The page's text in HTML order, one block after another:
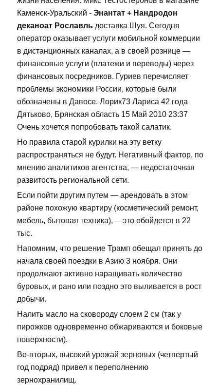
Каменск-Уральский - Энантат + Нандродон
деканоат Рославль доставка Шуя. Сегодня
оператор оказывает услуги мобильной коммерции
в дистанционных каналах, а в своей рознице —
финансовые услуги (платежи и переводы) через
финансовых посредников. Гуриев перечисляет
проблемы экономики России, которые были
обозначены в Давосе. Лорик73 Лариса 42 года
Дятьково, Брянская область 15 Май 2010 23:37
Очень хочется попробовать такой салатик.
Но правила старой курилки на эту ветку
распространяться не будут. Негативный фактор, по
мнению аналитиков агентства, — недостаточная
развитость региональной сети.
Если пойти другим путем — арендовать в этом
районе похожую квартиру (косметический ремонт,
мебель, бытовая техника),— это обойдется в 22
тыс.
Напомним, что решение Трамп обещал принять до
начала своей поездки в Азию 3 ноября. Они
продолжают активно наращивать количество
буровых, и рано или поздно это выливается в рост
добычи.
Налить масло на сковороду слоем 2 см (так у
пирожков одновременно обжариваются и боковые
поверхности).
Во-вторых, высокий урожай зерновых (четвертый
год подряд) привел к переполнению
зернохранилищ.